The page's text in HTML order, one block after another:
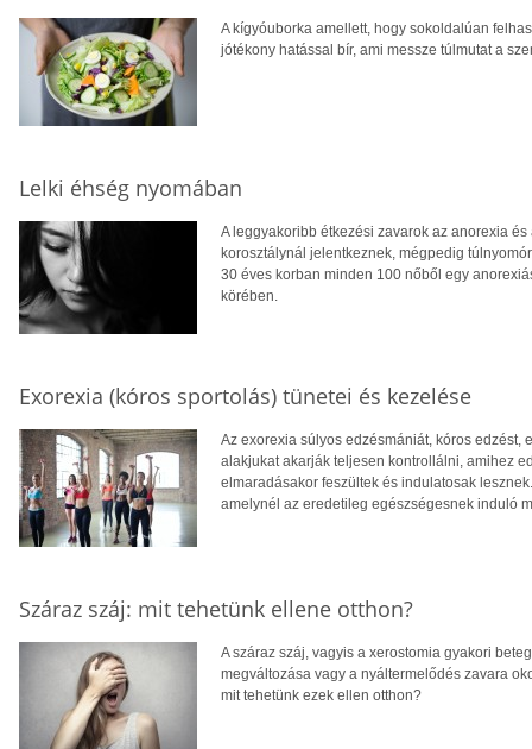
A kígyóuborka amellett, hogy sokoldalúan
jótékony hatással bír, ami messze túlmutat a
Lelki éhség nyomában
A leggyakoribb étkezési zavarok az anorexia
korosztálynál jelentkeznek, mégpedig
30 éves korban minden 100 nőből egy
körében.
Exorexia (kóros sportolás) tünetei és kezelése
Az exorexia súlyos edzésmániát, kóros edzést,
alakjukat akarják teljesen kontrollálni, amihez
elmaradásakor feszültek és indulatosak
amelynél az eredetileg egészségesnek induló
Száraz száj: mit tehetünk ellene otthon?
A száraz száj, vagyis a xerostomia gyakori
megváltozása vagy a nyáltermelődés zavara
mit tehetünk ezek ellen otthon?